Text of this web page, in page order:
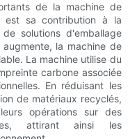
de la machine de
est sa contribution à la
solutions d'emballage
la machine de
La machine utilise du
carbone associée
En réduisant les
de matériaux recyclés,
opérations sur des
attirant ainsi les